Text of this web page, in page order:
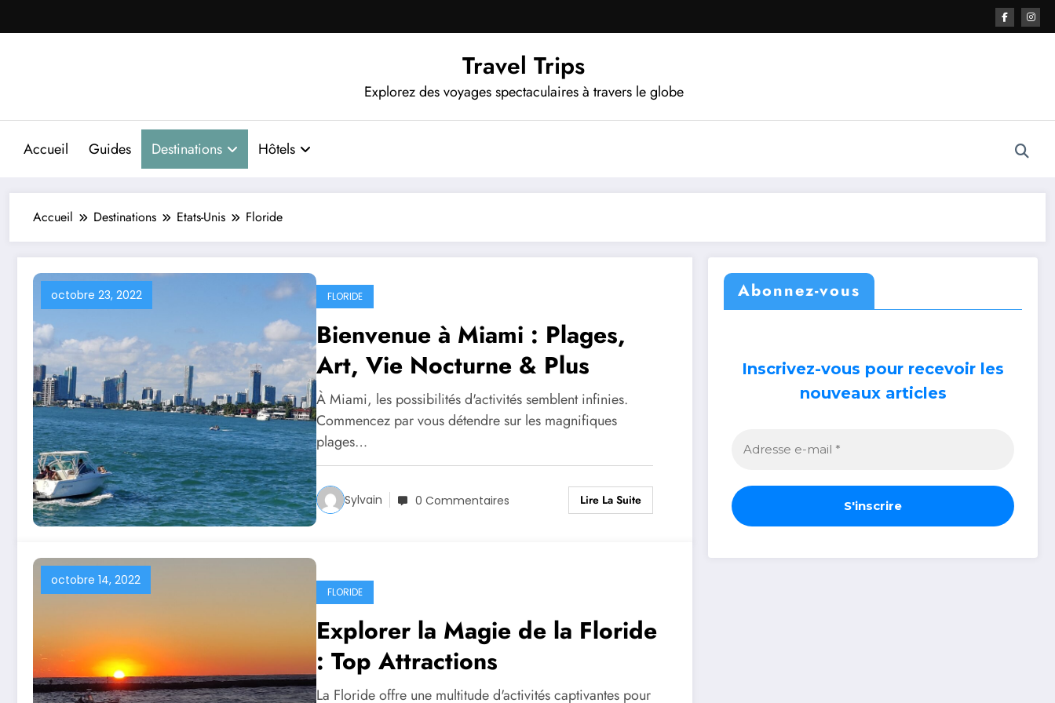
au
Travel Trips
Explorez des voyages spectaculaires à travers le globe
Accueil Guides Destinations Hôtels
Accueil Destinations Etats-Unis Floride
octobre 23, 2022 FLORIDE
Bienvenue à Miami : Plages,
Art, Vie Nocturne & Plus
À Miami, les possibilités d'activités semblent infinies.
Commencez par vous détendre sur les magnifiques
plages…
Sylvain 0 Commentaires Lire La Suite
octobre 14, 2022
FLORIDE
Explorer la Magie de la Floride
: Top Attractions
La Floride offre une multitude d'activités captivantes pour
Abonnez-vous
Inscrivez-vous pour recevoir les
nouveaux articles